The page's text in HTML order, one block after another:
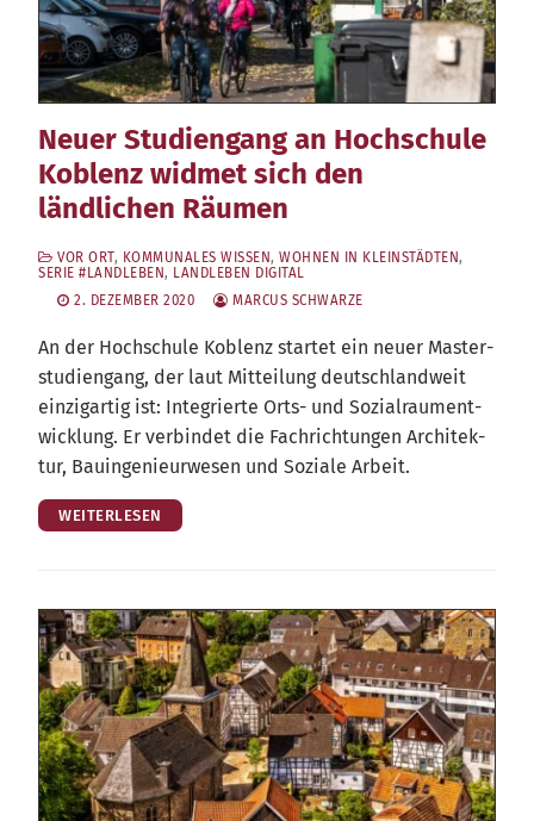
Neuer Studiengang an Hochschule
Koblenz widmet sich den
ländlichen Räumen
VOR ORT, KOMMUNALES WISSEN, WOHNEN IN KLEINSTÄDTEN,
SERIE #LANDLEBEN, LANDLEBEN DIGITAL
2. DEZEMBER 2020
MARCUS SCHWARZE
An der Hoch­schu­le Koblenz star­tet ein neu­er Mas­ter­
stu­di­en­gang, der laut Mit­tei­lung deutsch­land­weit
ein­zig­ar­tig ist: Inte­grier­te Orts- und Sozi­al­raum­ent­
wick­lung. Er ver­bin­det die Fach­rich­tun­gen Archi­tek­
tur, Bau­in­ge­nieur­we­sen und Sozia­le Arbeit.
WEITERLESEN